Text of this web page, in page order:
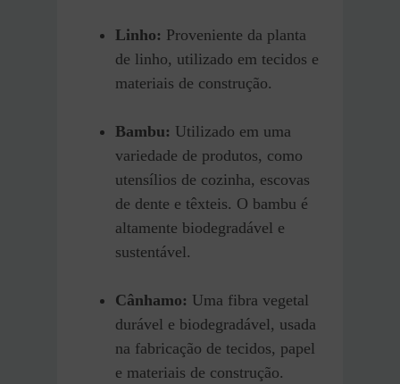
Linho: Proveniente da planta
de linho, utilizado em tecidos e
materiais de construção.
Bambu: Utilizado em uma
variedade de produtos, como
utensílios de cozinha, escovas
de dente e têxteis. O bambu é
altamente biodegradável e
sustentável.
Cânhamo: Uma fibra vegetal
durável e biodegradável, usada
na fabricação de tecidos, papel
e materiais de construção.